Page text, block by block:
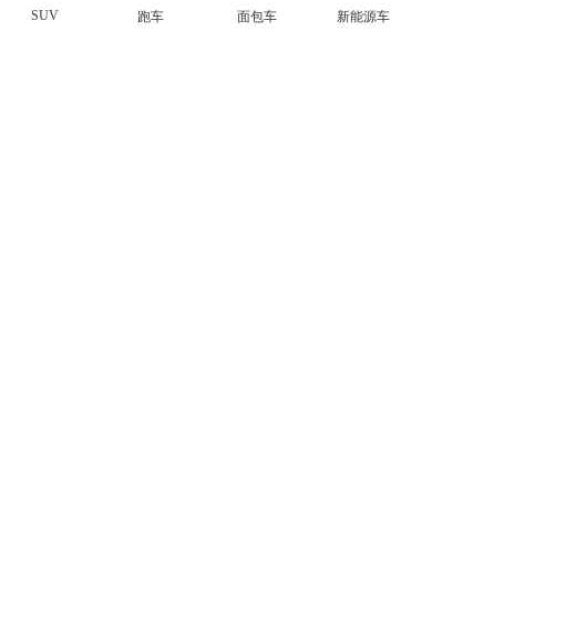
SUV 跑车 面包车 新能源车